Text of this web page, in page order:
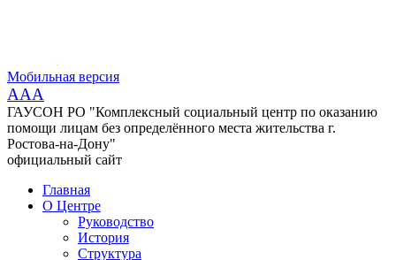
Мобильная версия
AAA
ГАУСОН РО "Комплексный социальный центр по оказанию
помощи лицам без определённого места жительства г.
Ростова-на-Дону"
официальный сайт
Главная
О Центре
Руководство
История
Структура